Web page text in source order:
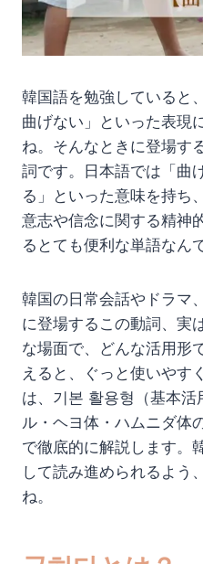
韓国語を勉強していると
曲げない」といった表現
ね。そんなときに登場す
詞です。日本語では「曲
る」といった意味を持ち
意志や信念に関する精神
るとても便利な単語なん
韓国の日常会話やドラマ
に登場するこの動詞、実
な場面で、どんな活用形
えると、ぐっと使いやす
は、기본 활용형（基本
ル・ヘヨ体・ハムニダ体
で徹底的に解説します。
して読み進められるよう
ね。